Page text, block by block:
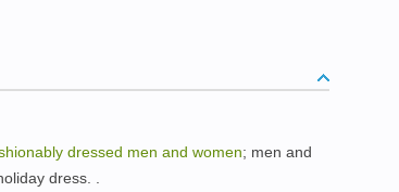
dressed men and women; men and
dress. .